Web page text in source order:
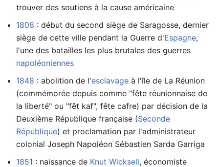
trouver des soutiens à la cause américaine
1808 : début du second siège de Saragosse, dernier
siège de cette ville pendant la Guerre d'Espagne,
l'une des batailles les plus brutales des guerres
napoléoniennes
1848 : abolition de l'esclavage à l'île de La Réunion
(commémorée depuis comme "fête réunionnaise de
la liberté" ou "fêt kaf", fête cafre) par décision de la
Deuxième République française (Seconde
République) et proclamation par l'administrateur
colonial Joseph Napoléon Sébastien Sarda Garriga
1851 : naissance de Knut Wicksell, économiste